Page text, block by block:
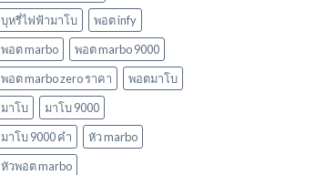
บุหรี่ไฟฟ้ามาโบ
พอต infy
พอต marbo
พอต marbo 9000
พอต marbo zero ราคา
พอตมาโบ
มาโบ
มาโบ 9000
มาโบ 9000 คํา
หัว marbo
หัวพอต marbo